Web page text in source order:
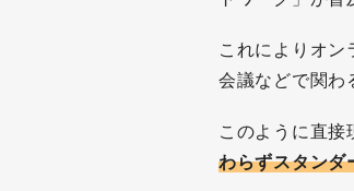
これによりオ
会議などで関わ
このように直接
わらずスタンダ